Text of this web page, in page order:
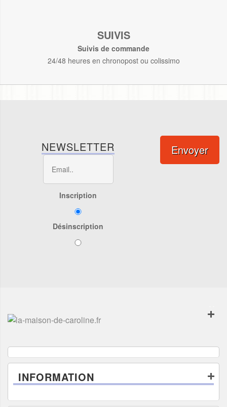
SUIVIS
Suivis de commande
24/48 heures en chronopost ou colissimo
NEWSLETTER
Inscription
Désinscription
Envoyer
INFORMATION